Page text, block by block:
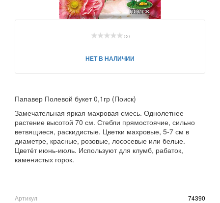
( 0 )
НЕТ В НАЛИЧИИ
Папавер Полевой букет 0,1гр (Поиск)
Замечательная яркая махровая смесь. Однолетнее
растение высотой 70 см. Стебли прямостоячие, сильно
ветвящиеся, раскидистые. Цветки махровые, 5-7 см в
диаметре, красные, розовые, лососевые или белые.
Цветёт июнь-июль. Используют для клумб, рабаток,
каменистых горок.
Артикул
74390